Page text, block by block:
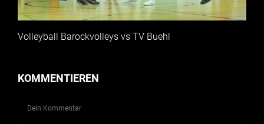
Volleyball Barockvolleys vs TV Buehl
KOMMENTIEREN